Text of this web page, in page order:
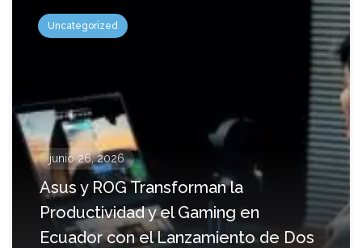
Uncategorized
junio 26, 2026
Asus y ROG Transforman la
Productividad y el Gaming en
Ecuador con el Lanzamiento de Dos